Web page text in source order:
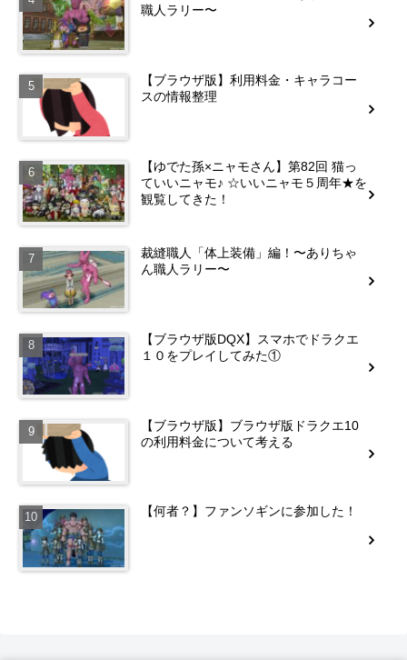
職人ラリー〜
【ブラウザ版】利用料金・キャラコー
スの情報整理
【ゆでた孫×ニャモさん】第82回 猫っ
ていいニャモ♪ ☆いいニャモ５周年★を
観覧してきた！
裁縫職人「体上装備」編！〜ありちゃ
ん職人ラリー〜
【ブラウザ版DQX】スマホでドラクエ
１０をプレイしてみた①
【ブラウザ版】ブラウザ版ドラクエ10
の利用料金について考える
【何者？】ファンソギンに参加した！